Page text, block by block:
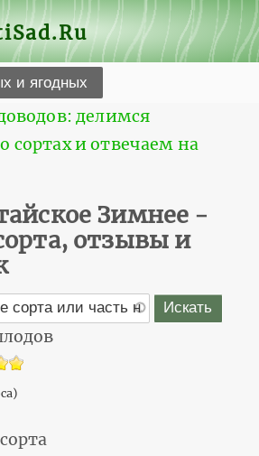
и ягодных
делимся
и отвечаем на
Зимнее -
отзывы и